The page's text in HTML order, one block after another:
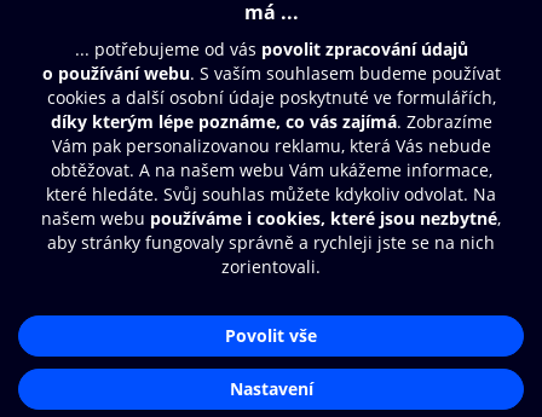
Obsah ke stažení
Moje O2 Knihovna
Další zábava
© O2 Czech Republic a.s.
Přístupnost
Zásady zpracování osobních údajůAplikace O2 Knihovna
Čti a poslouchej své e-knihy a